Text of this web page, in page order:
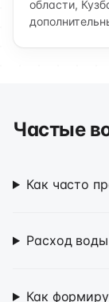
области,
Частые
Как часто
Расход
Как